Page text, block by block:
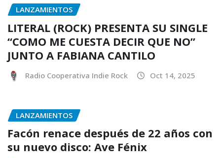
LANZAMIENTOS
LITERAL (ROCK) PRESENTA SU SINGLE
“COMO ME CUESTA DECIR QUE NO”
JUNTO A FABIANA CANTILO
Radio Cooperativa Indie Rock Oct 14, 2025
LANZAMIENTOS
Facón renace después de 22 años con
su nuevo disco: Ave Fénix